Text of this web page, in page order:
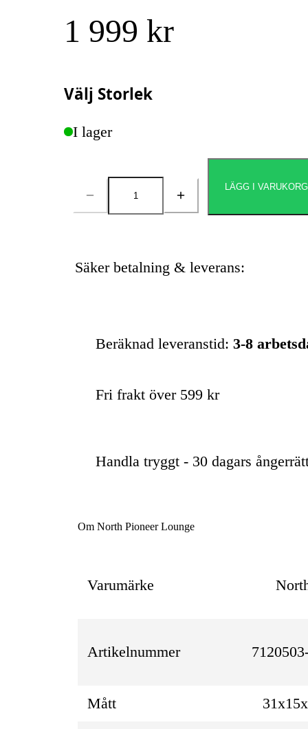
1 999 kr
Välj Storlek
I lager
Antal
LÄGG I
Säker betalning & leverans:
Beräknad leveranstid: 3-8
Fri frakt över 599 kr
Handla tryggt - 30 dagars
Om North Pioneer Lounge
Varumärke
Artikelnummer
Mått